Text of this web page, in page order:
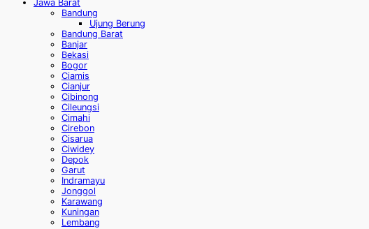
Jawa Barat
Bandung
Ujung Berung
Bandung Barat
Banjar
Bekasi
Bogor
Ciamis
Cianjur
Cibinong
Cileungsi
Cimahi
Cirebon
Cisarua
Ciwidey
Depok
Garut
Indramayu
Jonggol
Karawang
Kuningan
Lembang